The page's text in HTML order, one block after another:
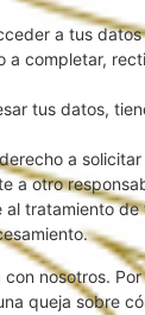
a tus
completar,
tus datos,
a
a otro
tratamiento
nosotros.
queja sobre